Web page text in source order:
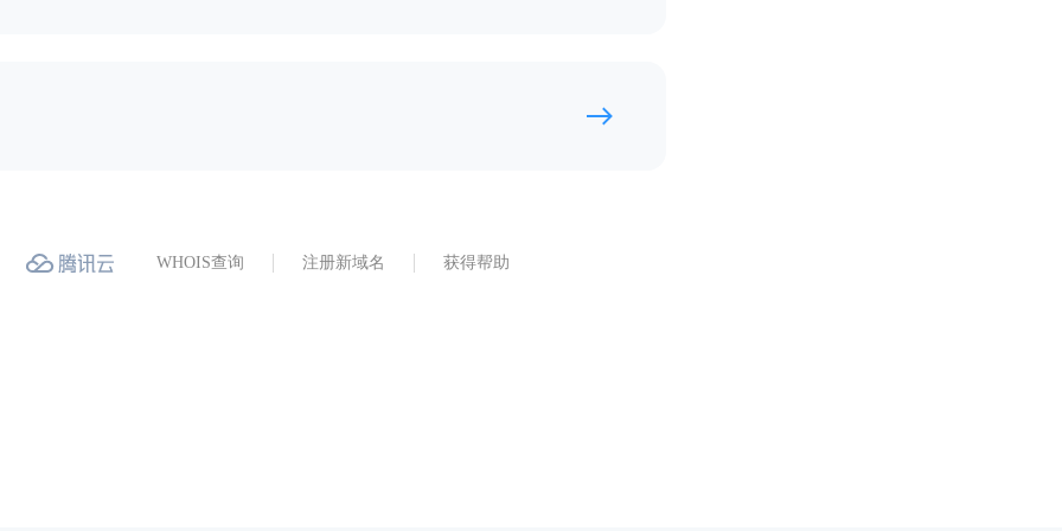
WHOIS查询 注册新域名 获得帮助